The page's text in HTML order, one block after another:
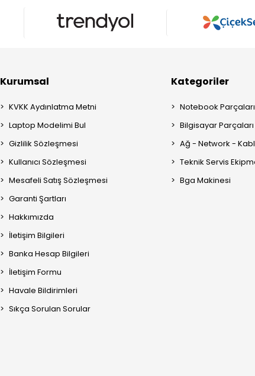
Kurumsal
KVKK Aydınlatma Metni
Laptop Modelimi Bul
Gizlilik Sözleşmesi
Kullanıcı Sözleşmesi
Mesafeli Satış Sözleşmesi
Garanti Şartları
Hakkımızda
İletişim Bilgileri
Banka Hesap Bilgileri
İletişim Formu
Havale Bildirimleri
Sıkça Sorulan Sorular
Kategoriler
Notebook Parçaları
Bilgisayar Parçaları
Ağ - Network -
Teknik Servis
Bga Makinesi